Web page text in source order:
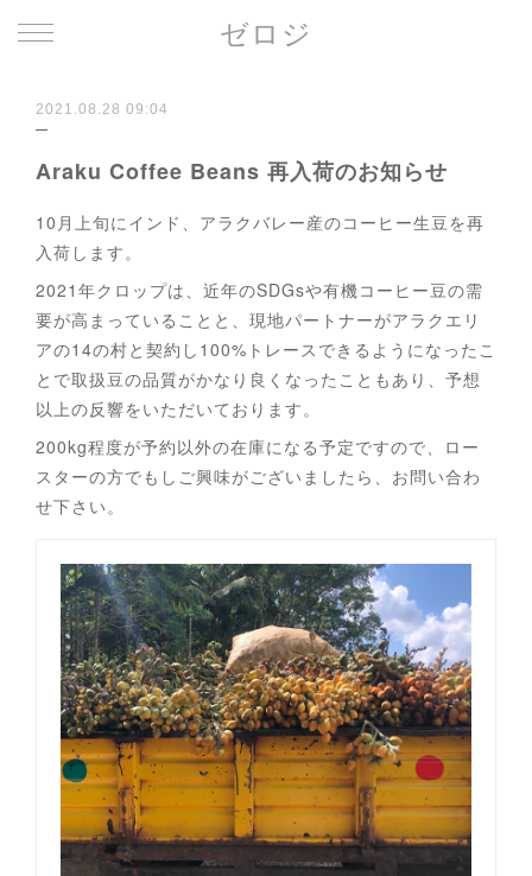
ゼロジ
2021.08.28 09:04
Araku Coffee Beans 再入荷のお知らせ
10月上旬にインド、アラクバレー産のコーヒー生豆を再
入荷します。
2021年クロップは、近年のSDGsや有機コーヒー豆の需
要が高まっていることと、現地パートナーがアラクエリ
アの14の村と契約し100%トレースできるようになったこ
とで取扱豆の品質がかなり良くなったこともあり、予想
以上の反響をいただいております。
200kg程度が予約以外の在庫になる予定ですので、ロー
スターの方でもしご興味がございましたら、お問い合わ
せ下さい。